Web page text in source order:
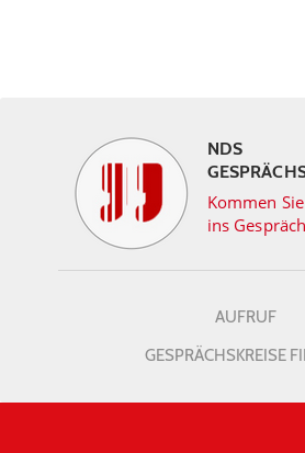
NDS
Kommen
ins
AUFRUF
GESPRÄCHSKREISE